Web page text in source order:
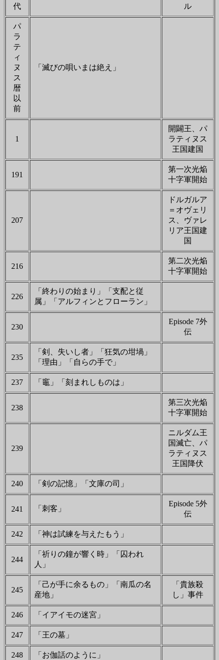
代
ル
パ
ラ
テ
ィ
ヌ
ス
暦
以
前
「滅びの唄いまは絶え」
1
開闢王、パ
ラティヌス
王国建国
191
第一次光焔
十字軍開始
207
ドルガルア
＝オヴェリ
ス、ヴァレ
リア王国建
国
216
第二次光焔
十字軍開始
226
「終わりの始まり」「支配と従
属」「アルフィンとフローラン」
230
Episode 7外
伝
235
「剣、失いし者」「狂気の坩堝」
「理由」「自らの手で」
237 「竈」「刻まれしものは」
238
第三次光焔
十字軍開始
239
ニルダム王
国滅亡、パ
ラティヌス
王国降伏
240 「剣の記憶」「文庫の司」
241 「刺客」
Episode 5外
伝
242 「神は試練を与えたもう」
244
「祈りの鐘が響く時」「囚われ
人」
245
「己が手に余るもの」「南瓜の名
産地」
「貴族殺
し」事件
246 「イアイモの迷宮」
247 「王の墓」
248 「お伽話のように」